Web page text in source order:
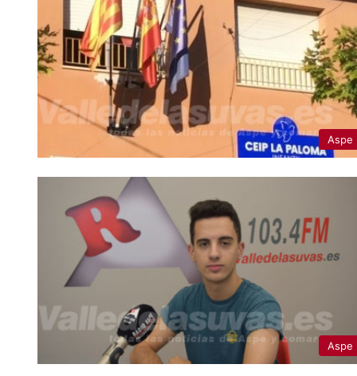
Aspe
Aspe